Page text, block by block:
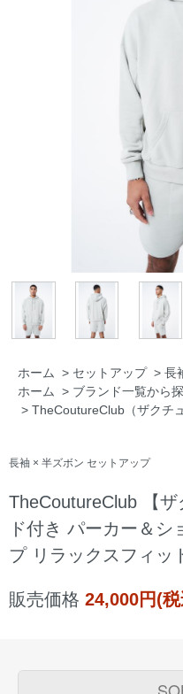
ホーム > セットアップ > 長
ホーム
> ブランド一覧から
> TheCoutureClub（ザクチ
長袖 × 半ズボン セットアップ
TheCoutureClub 【
ド付き パーカー＆シ
プ リラックスフィッ
販売価格 24,000円(